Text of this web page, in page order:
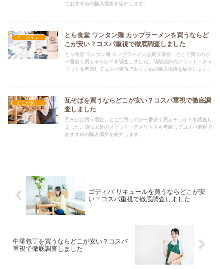
でおすすめの購入場所を紹介します。
どこが安い？-食品・食材
とら食堂 ワンタン麺 カップラーメンを買うならど
こが安い？コスパ重視で徹底調査しました
とら食堂 ワンタン麺 カップラーメンは買う場合、どこで買うのが
一番安く買えそうか？を調査しました。値段以外のメリット・デメ
リットも考慮してコスパ重視でおすすめの購入場所を紹介します。
どこが安い？-食品・食材
瓦そばを買うならどこが安い？コスパ重視で徹底調
査しました
瓦そばは買う場合、どこで買うのが一番安く買えそうか？を調査し
ました。値段以外のメリット・デメリットも考慮してコスパ重視で
おすすめの購入場所を紹介します。
ゴディバ リキュールを買うならどこが安
い？コスパ重視で徹底調査しました
中華包丁を買うならどこが安い？コスパ
重視で徹底調査しました